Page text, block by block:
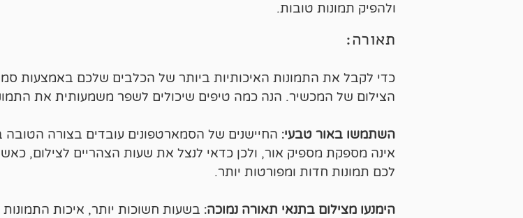
ולהפיק תמונות טובות.
תאורה:
כדי לקבל את התמונות האיכותיות ביותר של הכלבים שלכם באמצעות
הצילום של המכשיר. הנה כמה טיפים שיכולים לשפר משמעותית את
השתמשו באור טבעי: החיישנים של הסמארטפונים עובדים בצורה
אינה מספקת מספיק אור, ולכן כדאי לנצל את שעות הצהריים לצילום,
לכם תמונות חדות ומפורטות יותר.
הימנעו מצילום בתנאי תאורה נמוכה: בשעות חשוכות יותר, איכות